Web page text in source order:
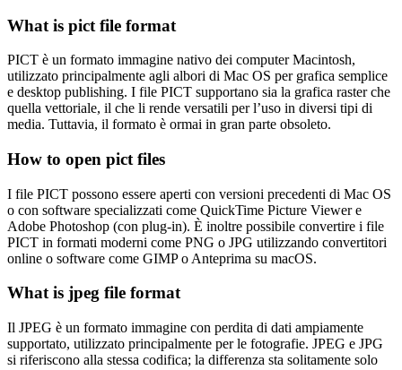
What is pict file format
PICT è un formato immagine nativo dei computer Macintosh,
utilizzato principalmente agli albori di Mac OS per grafica semplice
e desktop publishing. I file PICT supportano sia la grafica raster che
quella vettoriale, il che li rende versatili per l’uso in diversi tipi di
media. Tuttavia, il formato è ormai in gran parte obsoleto.
How to open pict files
I file PICT possono essere aperti con versioni precedenti di Mac OS
o con software specializzati come QuickTime Picture Viewer e
Adobe Photoshop (con plug-in). È inoltre possibile convertire i file
PICT in formati moderni come PNG o JPG utilizzando convertitori
online o software come GIMP o Anteprima su macOS.
What is jpeg file format
Il JPEG è un formato immagine con perdita di dati ampiamente
supportato, utilizzato principalmente per le fotografie. JPEG e JPG
si riferiscono alla stessa codifica; la differenza sta solitamente solo